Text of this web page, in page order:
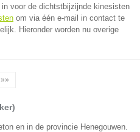
voor de dichtstbijzijnde kinesisten
om via één e-mail in contact te
Hieronder worden nu overige
»»
en in de provincie Henegouwen.